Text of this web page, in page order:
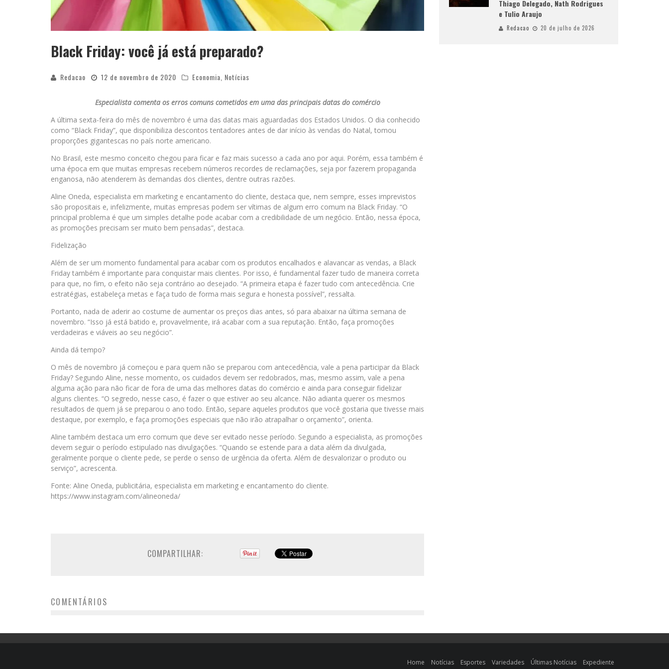
Black Friday: você já está preparado?
Redacao 12 de novembro de 2020 Economia Notícias
Especialista comenta os erros comuns cometidos em uma das principais datas do comércio
A última sexta-feira do mês de novembro é uma das datas mais aguardadas dos Estados Unidos. O dia conhecido
como “Black Friday”, que disponibiliza descontos tentadores antes de dar início às vendas do Natal, tomou
proporções gigantescas no país norte americano.
No Brasil, este mesmo conceito chegou para ficar e faz mais sucesso a cada ano por aqui. Porém, essa também é
uma época em que muitas empresas recebem números recordes de reclamações, seja por fazerem propaganda
enganosa, não atenderem às demandas dos clientes, dentre outras razões.
Aline Oneda, especialista em marketing e encantamento do cliente, destaca que, nem sempre, esses imprevistos
são propositais e, infelizmente, muitas empresas podem ser vítimas de algum erro comum na Black Friday. “O
principal problema é que um simples detalhe pode acabar com a credibilidade de um negócio. Então, nessa época,
as promoções precisam ser muito bem pensadas”, destaca.
Fidelização
Além de ser um momento fundamental para acabar com os produtos encalhados e alavancar as vendas, a Black
Friday também é importante para conquistar mais clientes. Por isso, é fundamental fazer tudo de maneira correta
para que, no fim, o efeito não seja contrário ao desejado. “A primeira etapa é fazer tudo com antecedência. Crie
estratégias, estabeleça metas e faça tudo de forma mais segura e honesta possível”, ressalta.
Portanto, nada de aderir ao costume de aumentar os preços dias antes, só para abaixar na última semana de
novembro. “Isso já está batido e, provavelmente, irá acabar com a sua reputação. Então, faça promoções
verdadeiras e viáveis ao seu negócio”.
Ainda dá tempo?
O mês de novembro já começou e para quem não se preparou com antecedência, vale a pena participar da Black
Friday? Segundo Aline, nesse momento, os cuidados devem ser redobrados, mas, mesmo assim, vale a pena
alguma ação para não ficar de fora de uma das melhores datas do comércio e ainda para conseguir fidelizar
alguns clientes. “O segredo, nesse caso, é fazer o que estiver ao seu alcance. Não adianta querer os mesmos
resultados de quem já se preparou o ano todo. Então, separe aqueles produtos que você gostaria que tivesse mais
destaque, por exemplo, e faça promoções especiais que não irão atrapalhar o orçamento”, orienta.
Aline também destaca um erro comum que deve ser evitado nesse período. Segundo a especialista, as promoções
devem seguir o período estipulado nas divulgações. “Quando se estende para a data além da divulgada,
geralmente porque o cliente pede, se perde o senso de urgência da oferta. Além de desvalorizar o produto ou
serviço”, acrescenta.
Fonte: Aline Oneda, publicitária, especialista em marketing e encantamento do cliente.
https://www.instagram.com/alineoneda/
COMPARTILHAR:
COMENTÁRIOS
Thiago Delegado, Nath Rodrigues
e Tulio Araujo
Redacao 20 de julho de 2026
Home Notícias Esportes Variedades Últimas Notícias Expediente